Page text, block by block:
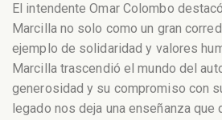
El intendente Omar Colombo
Marcilla no solo como un gran
ejemplo de solidaridad y valores
Marcilla trascendió el mundo del
generosidad y su compromiso con
legado nos deja una enseñanza